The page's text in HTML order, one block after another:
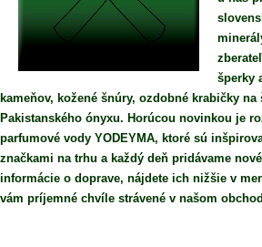
šperky
kameňov, kožené šnúry, ozdobné krabičky na
Pakistanského ónyxu. Horúcou novinkou je
parfumové vody YODEYMA, ktoré sú
značkami na trhu a každý deň pridávame
informácie o doprave, nájdete ich nižšie v
vám príjemné chvíle strávené v našom